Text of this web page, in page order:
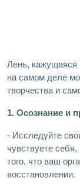
Лень, кажущаяся
на самом деле
творчества и
1. Осознание и
- Исследуйте
чувствуете
того, что ваш
восстановлении.